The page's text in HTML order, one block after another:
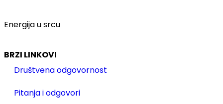
Energija u srcu
BRZI LINKOVI
Društvena odgovornost
Pitanja i odgovori